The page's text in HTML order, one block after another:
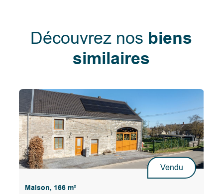
Découvrez nos biens
similaires
Vendu
Maison, 166 m²